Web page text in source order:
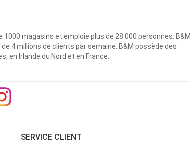
magasins et emploie plus de 28 000 personnes. B&M
4 millions de clients par semaine. B&M possède des
en Irlande du Nord et en France.
SERVICE CLIENT